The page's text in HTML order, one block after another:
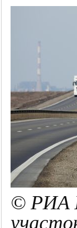
© РИА